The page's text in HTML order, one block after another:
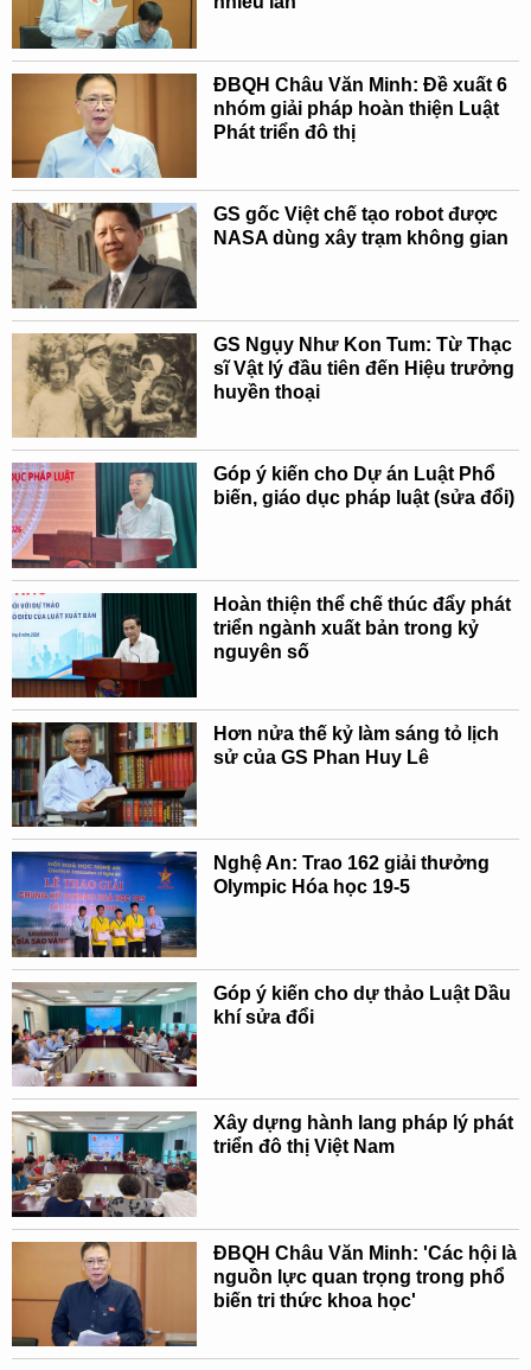
ĐBQH Châu Văn Minh: Đề xuất 6
nhóm giải pháp hoàn thiện Luật
Phát triển đô thị
GS gốc Việt chế tạo robot được
NASA dùng xây trạm không gian
GS Ngụy Như Kon Tum: Từ Thạc
sĩ Vật lý đầu tiên đến Hiệu trưởng
huyền thoại
Góp ý kiến cho Dự án Luật Phổ
biến, giáo dục pháp luật (sửa đổi)
Hoàn thiện thể chế thúc đẩy phát
triển ngành xuất bản trong kỷ
nguyên số
Hơn nửa thế kỷ làm sáng tỏ lịch
sử của GS Phan Huy Lê
Nghệ An: Trao 162 giải thưởng
Olympic Hóa học 19-5
Góp ý kiến cho dự thảo Luật Dầu
khí sửa đổi
Xây dựng hành lang pháp lý phát
triển đô thị Việt Nam
ĐBQH Châu Văn Minh: 'Các hội là
nguồn lực quan trọng trong phổ
biến tri thức khoa học'